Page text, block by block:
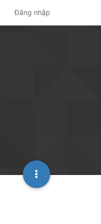
Đăng nhập